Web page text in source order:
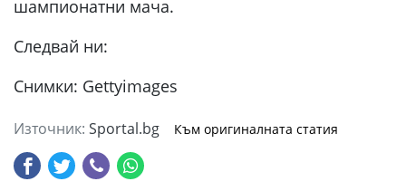
шампионатни мача.
Следвай ни:
Снимки: Gettyimages
Източник: Sportal.bg Към оригиналната статия